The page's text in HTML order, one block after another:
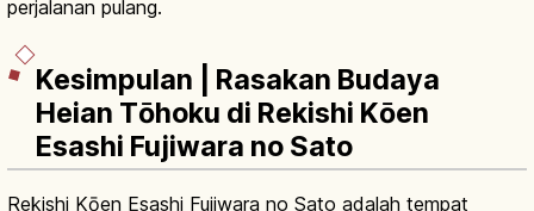
perjalanan pulang.
Kesimpulan | Rasakan Budaya
Heian Tōhoku di Rekishi Kōen
Esashi Fujiwara no Sato
Rekishi Kōen Esashi Fujiwara no Sato adalah tempat